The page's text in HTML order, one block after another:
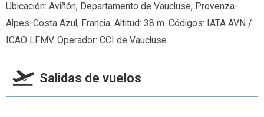
Ubicación: Aviñón, Departamento de Vaucluse, Provenza-
Alpes-Costa Azul, Francia. Altitud: 38 m. Códigos: IATA AVN /
ICAO LFMV. Operador: CCI de Vaucluse.
Salidas de vuelos